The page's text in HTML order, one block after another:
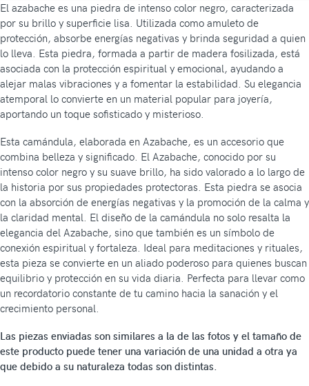
El azabache es una piedra de intenso color negro, caracterizada
por su brillo y superficie lisa. Utilizada como amuleto de
protección, absorbe energías negativas y brinda seguridad a quien
lo lleva. Esta piedra, formada a partir de madera fosilizada, está
asociada con la protección espiritual y emocional, ayudando a
alejar malas vibraciones y a fomentar la estabilidad. Su elegancia
atemporal lo convierte en un material popular para joyería,
aportando un toque sofisticado y misterioso.
Esta camándula, elaborada en Azabache, es un accesorio que
combina belleza y significado. El Azabache, conocido por su
intenso color negro y su suave brillo, ha sido valorado a lo largo de
la historia por sus propiedades protectoras. Esta piedra se asocia
con la absorción de energías negativas y la promoción de la calma y
la claridad mental. El diseño de la camándula no solo resalta la
elegancia del Azabache, sino que también es un símbolo de
conexión espiritual y fortaleza. Ideal para meditaciones y rituales,
esta pieza se convierte en un aliado poderoso para quienes buscan
equilibrio y protección en su vida diaria. Perfecta para llevar como
un recordatorio constante de tu camino hacia la sanación y el
crecimiento personal.
Las piezas enviadas son similares a la de las fotos y el tamaño de
este producto puede tener una variación de una unidad a otra ya
que debido a su naturaleza todas son distintas.